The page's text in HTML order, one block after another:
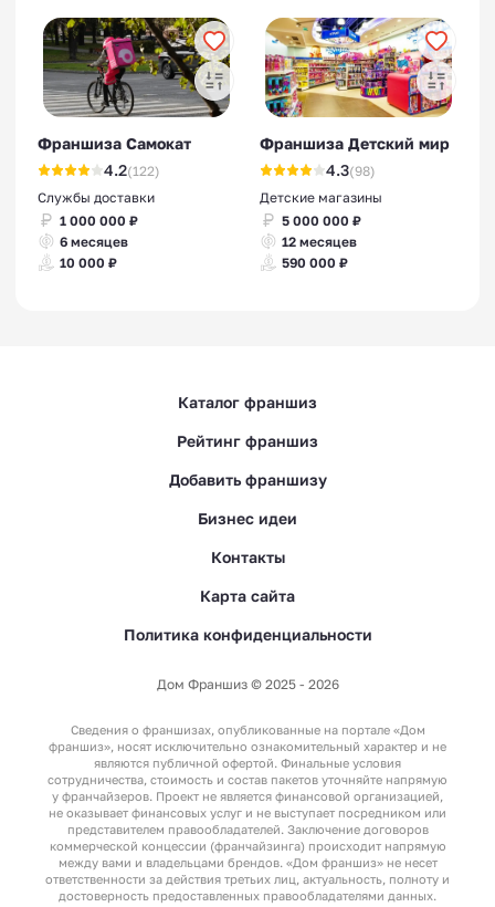
Франшиза Самокат
4.2(122)
Службы доставки
1 000 000 ₽
6 месяцев
10 000 ₽
Франшиза Детский мир
4.3(98)
Детские магазины
5 000 000 ₽
12 месяцев
590 000 ₽
Каталог франшиз
Рейтинг франшиз
Добавить франшизу
Бизнес идеи
Контакты
Карта сайта
Политика конфиденциальности
Дом Франшиз © 2025 - 2026